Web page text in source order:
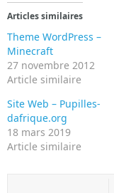
Articles similaires
Theme WordPress –
Minecraft
27 novembre 2012
Article similaire
Site Web – Pupilles-
dafrique.org
18 mars 2019
Article similaire